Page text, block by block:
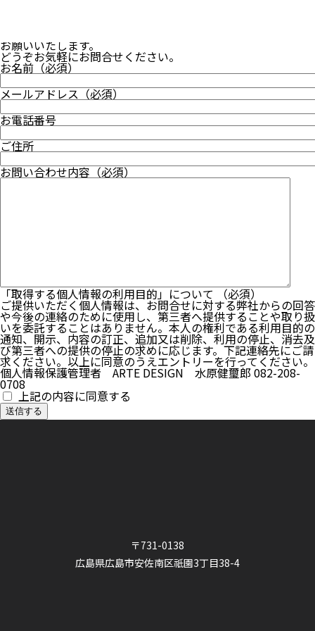
お願いいたします。
どうぞお気軽にお問合せください。
お名前（必須）
メールアドレス（必須）
お電話番号
ご住所
お問い合わせ内容（必須）
「取得する個人情報の利用目的」について （必須）
ご提供いただく個人情報は、お問合せに対する弊社からの回答
や今後の連絡のために使用し、第三者へ提供することや取り扱
いを委託することはありません。本人の権利である利用目的の
通知、開示、内容の訂正、追加又は削除、利用の停止、消去及
び第三者への提供の停止の求めに応じます。下記連絡先にご請
求ください。以上に同意のうえエントリーを行ってください。
個人情報保護管理者 ARTE DESIGN 水原健璽郎 082-208-
0708
上記の内容に同意する
〒731-0138
広島県広島市安佐南区祇園3丁目38-4